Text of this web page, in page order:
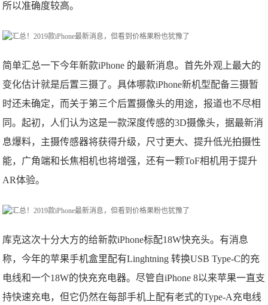
所以准确度较高。
简单汇总一下今年新款iPhone 的最新消息。首先外观上最大的
变化估计就是后置三摄了。具体哪款iPhone新机型配备三摄暂
时还未确定，而关于第三个后置摄像头的用途，报道也不尽相
同。起初，人们认为这是一款深度传感的3D摄像头，据最新消
息爆料，主摄传感器将获得升级，尺寸更大、提升低光拍摄性
能，广角端和长焦相机也将增强，还有一颗ToF相机用于提升
AR体验。
库克这次十分大方的给新款iPhone标配18W快充头。有消息
称，今年的苹果手机盒里配有Linghtning 转换USB Type-C的充
电线和一个18W的快充充电器。尽管自iPhone 8以来苹果一直支
持快速充电，但它仍然在每部手机上配有老式的Type-A充电线